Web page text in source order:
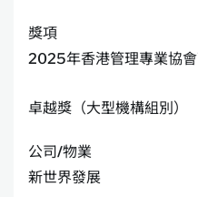
獎項
2025年香港管理專業協
卓越獎（大型機構組別）
公司/物業
新世界發展